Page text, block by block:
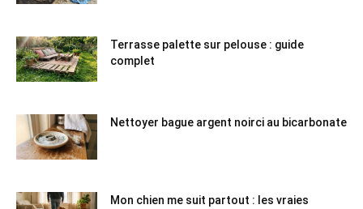
Terrasse palette sur pelouse : guide
complet
Nettoyer bague argent noirci au bicarbonate
Mon chien me suit partout : les vraies